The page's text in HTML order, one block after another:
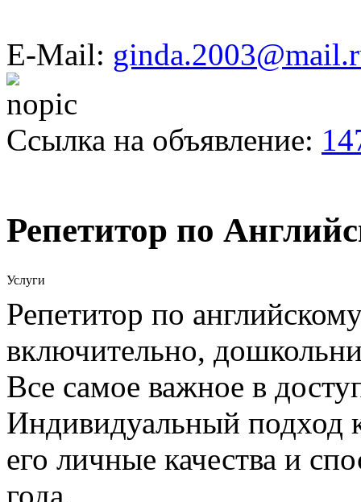
E-Mail:
Ссылка на объявление:
Репетитор по
Услуги
Репетитор по
включительно,
Все самое важное в
Индивидуальный подход
его личные качества и